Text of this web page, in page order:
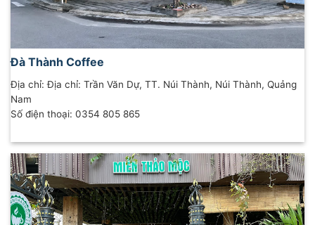
Đà Thành Coffee
Địa chỉ: Địa chỉ: Trần Văn Dự, TT. Núi Thành, Núi Thành, Quảng
Nam
Số điện thoại: 0354 805 865